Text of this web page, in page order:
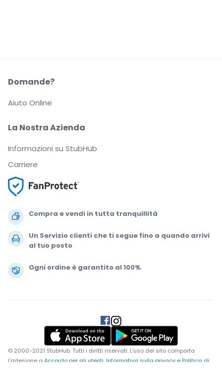
Compra e vendi in tutta tranquillità
Un Servizio clienti che ti segue fino a quando arrivi
al tuo posto
Ogni ordine è garantito al 100%
La Nostra Azienda
Informazioni su StubHub
Carriere
Domande?
Aiuto Online
© 2000-2021 StubHub. Tutti i diritti riservati. L'uso del sito comporta
l'adesione a Accordo per gli utenti, Informativa sulla privacy e Politica di
.
.
.